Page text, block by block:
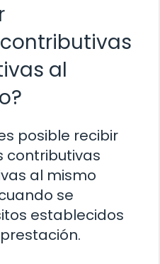
al
posible recibir
contributivas
al mismo
se
establecidos